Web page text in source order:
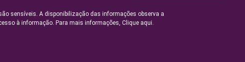
sensíveis. A disponibilização das informações observa a
à informação. Para mais informações, Clique aqui.